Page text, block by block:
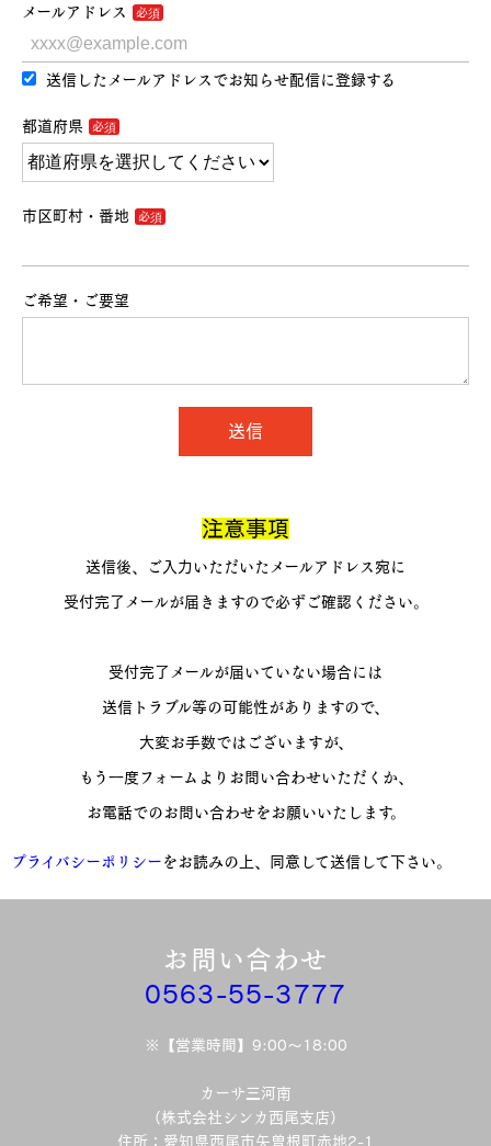
メールアドレス
送信したメールアドレスでお知らせ配信に登録する
都道府県
市区町村・番地
ご希望・ご要望
送信
注意事項
送信後、ご入力いただいたメールアドレス宛に
受付完了メールが届きますので必ずご確認ください。
受付完了メールが届いていない場合には
送信トラブル等の可能性がありますので、
大変お手数ではございますが、
もう一度フォームよりお問い合わせいただくか、
お電話でのお問い合わせをお願いいたします。
プライバシーポリシー をお読みの上、同意して送信して下さい。
お問い合わせ
0563-55-3777
※【営業時間】9:00〜18:00
カーサ三河南
（株式会社シンカ西尾支店）
住所：愛知県西尾市矢曽根町赤地2-1